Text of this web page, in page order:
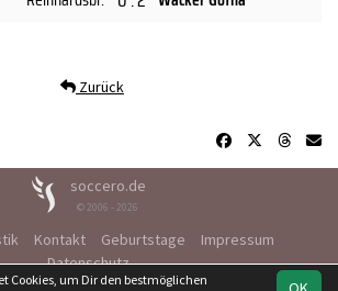
Zurück
soccero.de
© 2006 - 2026
Kontakt Geburtstage
Impressum
Datenschutz
Cookies, um Dir den bestmöglichen